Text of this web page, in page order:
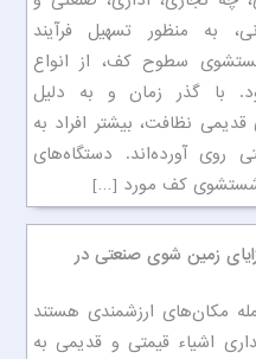
به منظور تسهیل فرآیند
سطوح کف، از انواع
با گذر زمان و به دلیل
نظافت، بیشتر افراد به
روی آورده‌اند. دستگاه‌های
شستشوی کف مورد […]
زمین شوی صنعتی در
مکان‌های ارزشمندی هستند
اشیاء قیمتی و قدیمی به